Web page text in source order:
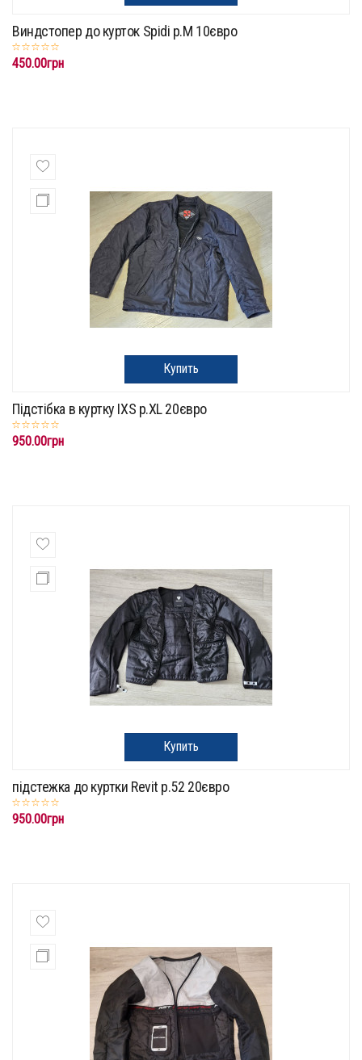
Виндстопер до курток Spidi p.M 10євро
450.00грн
Купить
Підстібка в куртку IXS p.XL 20євро
950.00грн
Купить
підстежка до куртки Revit p.52 20євро
950.00грн